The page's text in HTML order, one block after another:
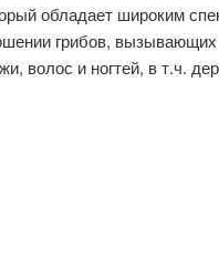
обладает широким
грибов, вызывающих
волос и ногтей, в т.ч.